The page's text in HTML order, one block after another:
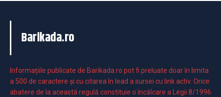
Barikada.ro
Informaţiile publicate de Barikada.ro pot fi preluate doar în limita
a 500 de caractere şi cu citarea în lead a sursei cu link activ. Orice
abatere de la această regulă constituie o încălcare a Legii 8/1996